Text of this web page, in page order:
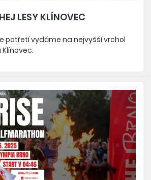
LESY KLÍNOVEC
potřetí vydáme na nejvyšší vrchol